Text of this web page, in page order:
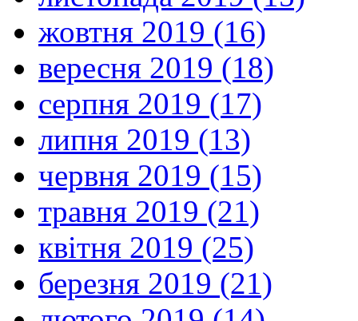
жовтня 2019 (16)
вересня 2019 (18)
серпня 2019 (17)
липня 2019 (13)
червня 2019 (15)
травня 2019 (21)
квітня 2019 (25)
березня 2019 (21)